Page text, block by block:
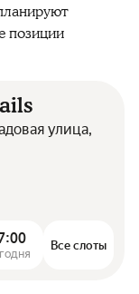
позиции
улица,
Все слоты